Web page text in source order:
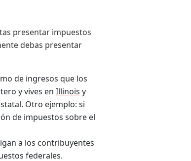
presentar impuestos
debas presentar
de ingresos que los
y vives en Illinois y
Otro ejemplo: si
de impuestos sobre el
a los contribuyentes
federales.